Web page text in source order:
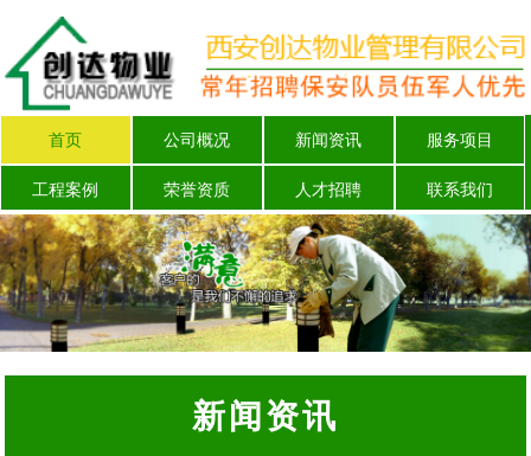
首页 公司概况 新闻资讯 服务项目
工程案例 荣誉资质 人才招聘 联系我们
新闻资讯